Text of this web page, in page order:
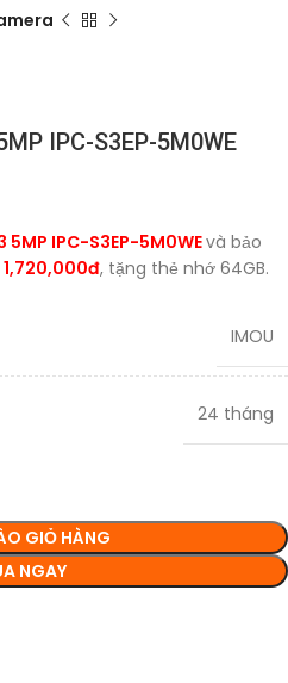
IPC-S3EP-5M0WE
IPC-S3EP-5M0WEvà bảo
1,720,000đ, tặng thẻ nhớ 64GB.
IMOU
24 tháng
GIỎ HÀNG
NGAY